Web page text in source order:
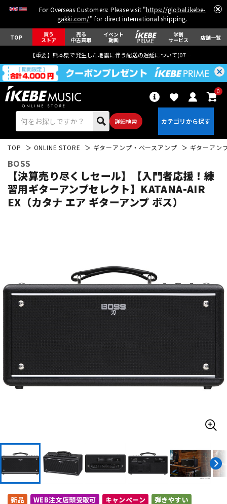
For Overseas Customers: Please visit "https://global.ikebe-
gakki.com/" for direct international shipping.
TOP 買う
ストア
売る
中古買取
イベント
動画
学割
サービス 店舗一覧
【重要】熊本県で発生した地震に伴う配送の遅延について(07月29日
詳細検索
0
エレキギター アコギ/エレアコ
パーカッション
キーボード 電子ピアノ
管楽器
アンプ エフェクター
DTM オンライン納品 レコーディング機器
配信/ライブ機器 楽器アクセサリ
TOP ONLINE STORE ギターアンプ・ベースアンプ ギターアン
BOSS
【決算売り尽くしセール】【入門者応援！練
習用ギターアンプセレクト】KATANA-AIR
EX（カタナ エア ギターアンプ ボス）
新品 WEB注文店頭受取可 キャンペーン
弾きやすい